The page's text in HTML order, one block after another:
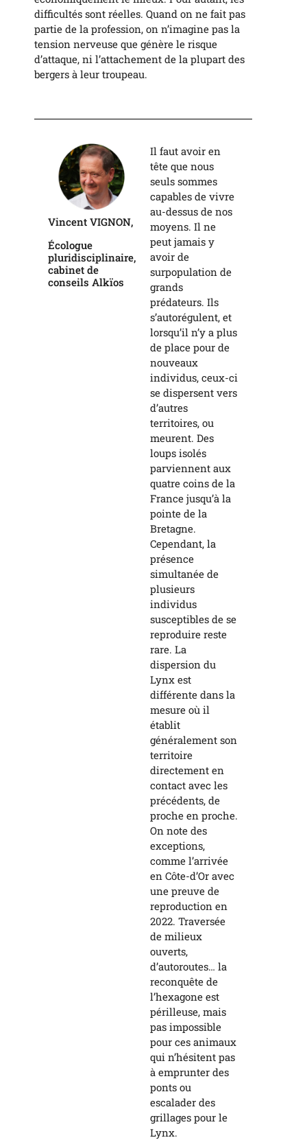
difficultés sont réelles. Quand on ne fait pas
partie de la profession, on n’imagine pas la
tension nerveuse que génère le risque
d’attaque, ni l’attachement de la plupart des
bergers à leur troupeau.
Vincent VIGNON,
Écologue
pluridisciplinaire,
cabinet de
conseils Alkïos
Il faut avoir en
tête que nous
seuls sommes
capables de vivre
au-dessus de nos
moyens. Il ne
peut jamais y
avoir de
surpopulation de
grands
prédateurs. Ils
s’autorégulent, et
lorsqu’il n’y a plus
de place pour de
nouveaux
individus, ceux-ci
se dispersent vers
d’autres
territoires, ou
meurent. Des
loups isolés
parviennent aux
quatre coins de la
France jusqu’à la
pointe de la
Bretagne.
Cependant, la
présence
simultanée de
plusieurs
individus
susceptibles de se
reproduire reste
rare. La
dispersion du
Lynx est
différente dans la
mesure où il
établit
généralement son
territoire
directement en
contact avec les
précédents, de
proche en proche.
On note des
exceptions,
comme l’arrivée
en Côte-d’Or avec
une preuve de
reproduction en
2022. Traversée
de milieux
ouverts,
d’autoroutes… la
reconquête de
l’hexagone est
périlleuse, mais
pas impossible
pour ces animaux
qui n’hésitent pas
à emprunter des
ponts ou
escalader des
grillages pour le
Lynx.